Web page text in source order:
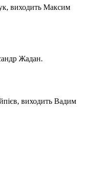
виходить Максим
Жадан.
виходить Вадим